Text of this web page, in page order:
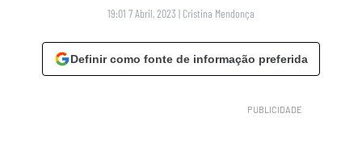
19:01 7 Abril, 2023 | Cristina Mendonça
Definir como fonte de informação preferida